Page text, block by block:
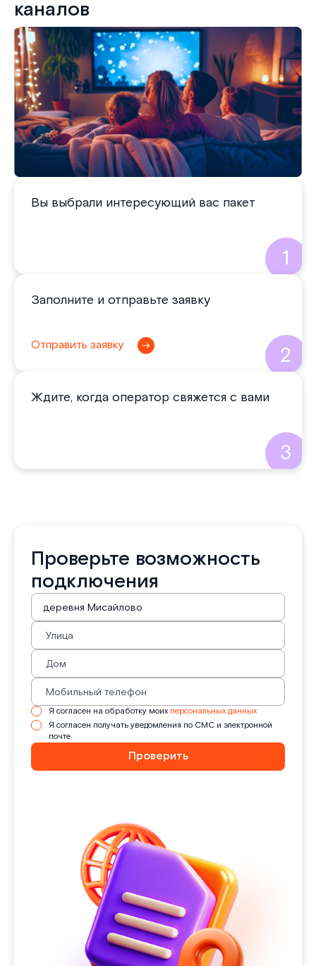
каналов
Вы выбрали интересующий вас пакет
Заполните и отправьте заявку
Отправить заявку
Ждите, когда оператор свяжется с вами
Проверьте возможность
подключения
Я согласен на обработку моих персональных данных
Я согласен получать уведомления по СМС и электронной
почте
Проверить